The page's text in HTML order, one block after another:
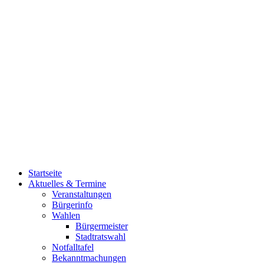
Startseite
Aktuelles & Termine
Veranstaltungen
Bürgerinfo
Wahlen
Bürgermeister
Stadtratswahl
Notfalltafel
Bekanntmachungen